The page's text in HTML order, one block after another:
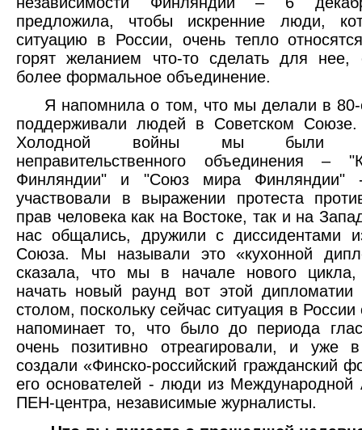
предложила, чтобы искренние люди,
ситуацию в России, очень тепло
горят желанием что-то сделать для нее,
более формальное объединение.
Я напомнила о том, что мы делали в 80-
поддерживали людей в Советском
Холодной войны мы были
неправительственного объединения –
Финляндии" и "Союз мира Финляндии"
участвовали в выражении протеста
прав человека как на Востоке, так и на
нас общались, дружили с диссидентами
Союза. Мы называли это «кухонной
сказала, что мы в начале нового
начать новый раунд вот этой дипломатии
столом, поскольку сейчас ситуация в России
напоминает то, что было до периода
очень позитивно отреагировали, и уже
создали «Финско-российский гражданский
его основателей - люди из Международной
ПЕН-центра, независимые журналисты.